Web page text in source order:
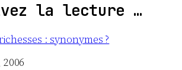
la lecture …
: synonymes ?